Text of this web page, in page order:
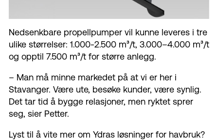
Nedsenkbare propellpumper vil kunne leveres i tre
ulike størrelser: 1.000-2.500 m³/t, 3.000–4.000 m³/t
og opptil 7.500 m³/t for større anlegg.
– Man må minne markedet på at vi er her i
Stavanger. Være ute, besøke kunder, være synlig.
Det tar tid å bygge relasjoner, men ryktet sprer
seg, sier Petter.
Lyst til å vite mer om Ydras løsninger for havbruk?